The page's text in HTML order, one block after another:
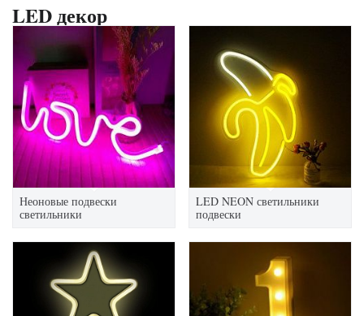
LED декор
Неоновые подвески
светильники
LED NEON светильники
подвески